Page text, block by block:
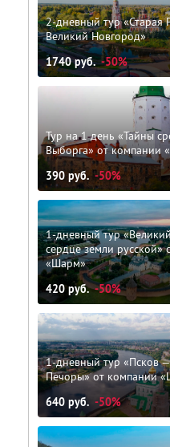
2-дневный тур «Старая
Великий Новгород»
1740руб. -50%
Тур на 1 день «Тайны
Выборга» от компании
390 руб. -50%
1-дневный тур
сердце земли русской»
«Шарм»
420 руб. -50%
1-дневный тур «Псков
Печоры» от компании
640 руб. -50%